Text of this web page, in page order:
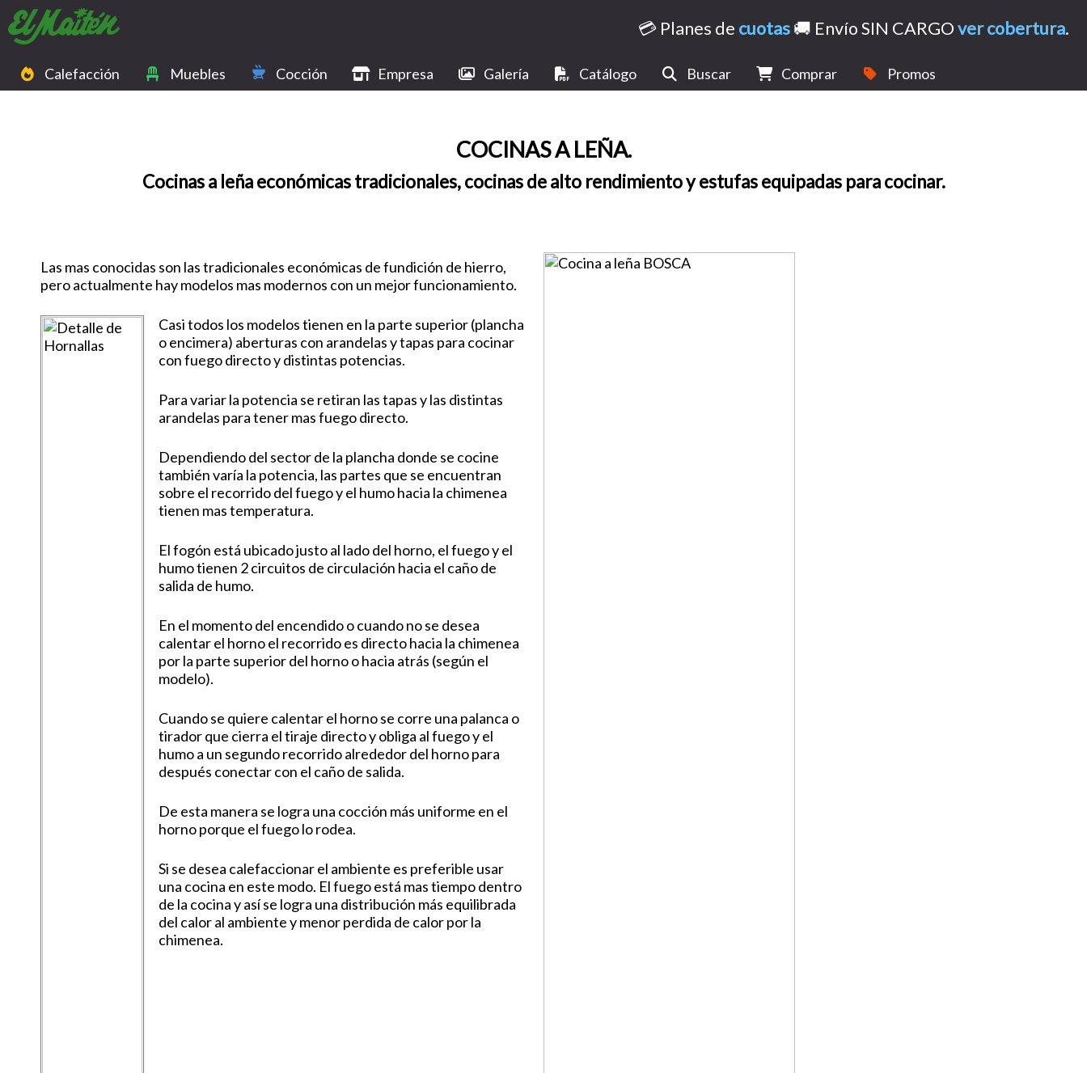
💳 Planes de cuotas🚚 Envío SIN CARGOver cobertura.
Calefacción Muebles Cocción Empresa Galería Catálogo Buscar Comprar Promos
COCINAS A LEÑA.
Cocinas a leña económicas tradicionales, cocinas de alto rendimiento y estufas equipadas para cocinar.
Las mas conocidas son las tradicionales económicas de fundición de hierro,
pero actualmente hay modelos mas modernos con un mejor funcionamiento.
Casi todos los modelos tienen en la parte superior (plancha
o encimera) aberturas con arandelas y tapas para cocinar
con fuego directo y distintas potencias.
Para variar la potencia se retiran las tapas y las distintas
arandelas para tener mas fuego directo.
Dependiendo del sector de la plancha donde se cocine
también varía la potencia, las partes que se encuentran
sobre el recorrido del fuego y el humo hacia la chimenea
tienen mas temperatura.
El fogón está ubicado justo al lado del horno, el fuego y el
humo tienen 2 circuitos de circulación hacia el caño de
salida de humo.
En el momento del encendido o cuando no se desea
calentar el horno el recorrido es directo hacia la chimenea
por la parte superior del horno o hacia atrás (según el
modelo).
Cuando se quiere calentar el horno se corre una palanca o
tirador que cierra el tiraje directo y obliga al fuego y el
humo a un segundo recorrido alrededor del horno para
después conectar con el caño de salida.
De esta manera se logra una cocción más uniforme en el
horno porque el fuego lo rodea.
Si se desea calefaccionar el ambiente es preferible usar
una cocina en este modo. El fuego está mas tiempo dentro
de la cocina y así se logra una distribución más equilibrada
del calor al ambiente y menor perdida de calor por la
chimenea.